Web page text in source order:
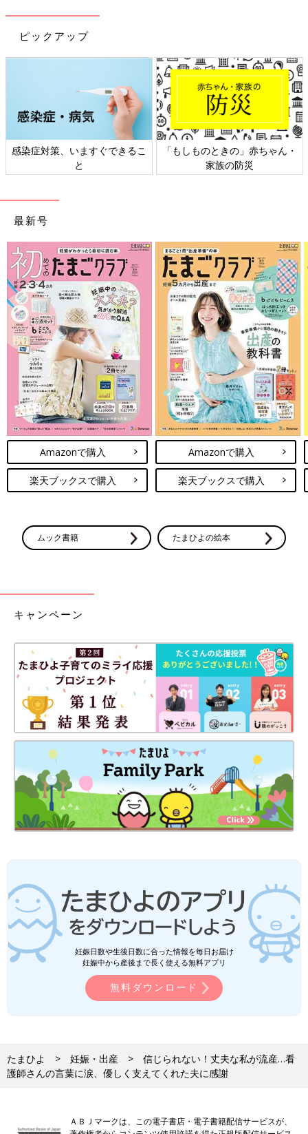
ピックアップ
感染症対策、いますぐできるこ
と
「もしものときの」赤ちゃん・
家族の防災
最新号
Amazonで購入
楽天ブックスで購入
Amazonで購入
楽天ブックスで購入
ムック書籍 たまひよの絵本
キャンペーン
妊娠日数や生後日数に合った情報を毎日お届け
妊娠中から産後まで長く使える無料アプリ
無料ダウンロード
たまひよ 妊娠・出産
信じられない！丈夫な私が流産…看
護師さんの言葉に涙、優しく支えてくれた夫に感謝
ＡＢＪマークは、この電子書店・電子書籍配信サービスが、